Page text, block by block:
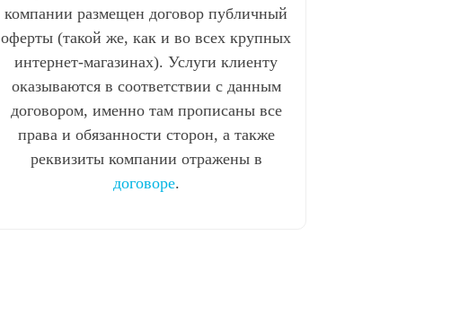
компании размещен договор публичный
оферты (такой же, как и во всех крупных
интернет-магазинах). Услуги клиенту
оказываются в соответствии с данным
договором, именно там прописаны все
права и обязанности сторон, а также
реквизиты компании отражены в
договоре.